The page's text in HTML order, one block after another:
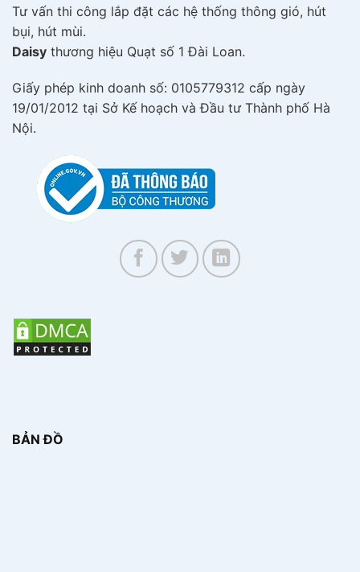
Tư vấn thi công lắp đặt các hệ thống thông gió, hút
bụi, hút mùi.
Daisy thương hiệu Quạt số 1 Đài Loan.
Giấy phép kinh doanh số: 0105779312 cấp ngày
19/01/2012 tại Sở Kế hoạch và Đầu tư Thành phố Hà
Nội.
BẢN ĐỒ